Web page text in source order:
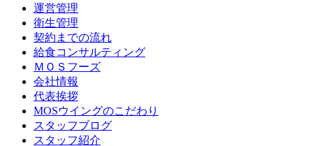
運営管理
衛生管理
契約までの流れ
給食コンサルティング
ＭＯＳフーズ
会社情報
代表挨拶
MOSウイングのこだわり
スタッフブログ
スタッフ紹介